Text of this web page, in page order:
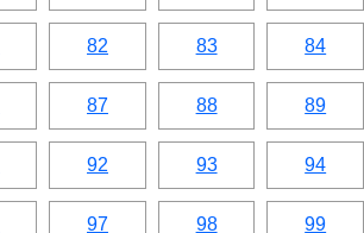
82 83 84
87 88 89
92 93 94
97 98 99